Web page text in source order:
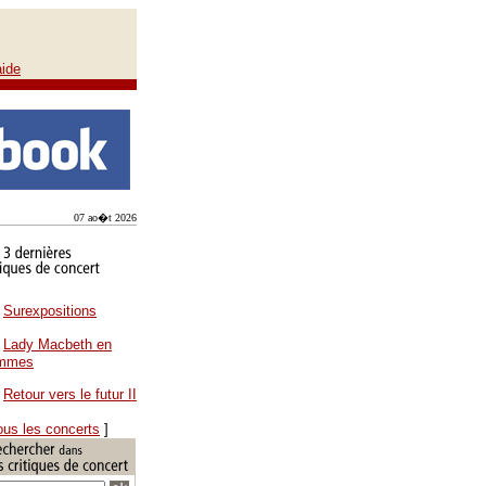
07 ao�t 2026
Surexpositions
Lady Macbeth en
Retour vers le futur II
les concerts ]